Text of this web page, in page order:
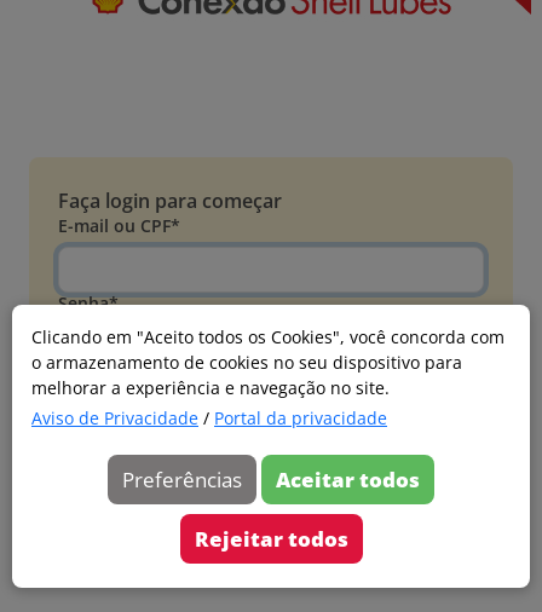
Clicando em "Aceito todos os Cookies", você concorda com
o armazenamento de cookies no seu dispositivo para
melhorar a experiência e navegação no site.
Aviso de Privacidade / Portal da privacidade
Preferências Aceitar todos
Rejeitar todos
Faça login para começar
E-mail ou CPF*
Senha*
Esqueci minha senha
Entrar
Acessar com Microsoft
Ainda não faz parte?
Cadastre-se
Versão 20260805.7